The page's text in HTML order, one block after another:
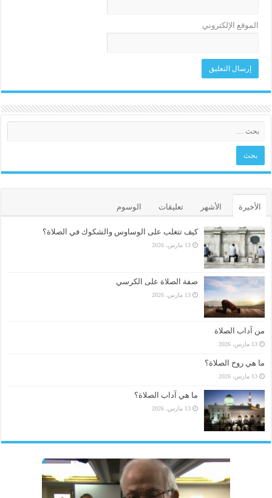
الموقع الإلكتروني
الأخيرة الأشهر تعليقات الوسوم
كيف تتغلب على الوساوس والشكوك في الصلاة؟
13 مارس، 2026
صفة الصلاة على الكرسي
13 مارس، 2026
من آداب الصلاة
13 مارس، 2026
ما هي روح الصلاة؟
13 مارس، 2026
ما هي آداب الصلاة؟
13 مارس، 2026